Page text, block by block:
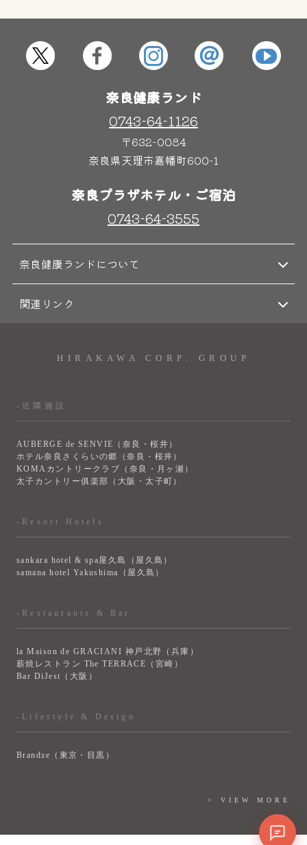
奈良わんぱくランド
はしゃきっズ
ボディケア
奈良健康ランド
0743-64-1126
〒632-0084
奈良県天理市嘉幡町600-1
奈良プラザホテル・ご宿泊
0743-64-3555
奈良健康ランドについて
関連リンク
HIRAKAWA CORP. GROUP
-近隣施設
AUBERGE de SENVIE（奈良・桜井）
ホテル奈良さくらいの郷（奈良・桜井）
KOMAカントリークラブ（奈良・月ヶ瀬）
太子カントリー俱楽部（大阪・太子町）
-Resort Hotels
sankara hotel & spa屋久島（屋久島）
samana hotel Yakushima（屋久島）
-Restaurants & Bar
la Maison de GRACIANI 神戸北野（兵庫）
薪焼レストラン The TERRACE（宮崎）
Bar DiJest（大阪）
-Lifestyle & Design
Brandze（東京・目黒）
> VIEW MORE